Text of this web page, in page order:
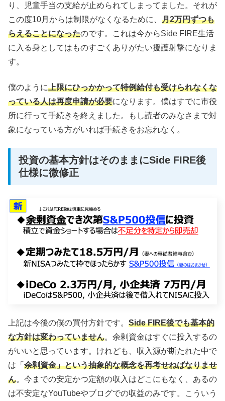
り、児童手当の支給が止められてしまってました。それが
この度10月からは制限がなくなるために、 月2万円ずつも
らえることになったのです。これは今からSide FIRE生活
に入る身としてはものすごくありがたい援護射撃になりま
す。
僕のように上限にひっかかって特例給付も受けられなくな
っている人は再度申請が必要になります。僕はすでに市役
所に行って手続きを終えました。もし読者のみなさまで対
象になっている方がいれば手続きをお忘れなく。
投資の基本方針はそのままにSide FIRE後
仕様に微修正
上記は今後の僕の買付方針です。 Side FIRE後でも基本的
な方針は変わっていません。余剰資金はすぐに投入するの
がいいと思っています。けれども、収入源が断たれた中で
は「 余剰資金」という抽象的な概念を再考せねばなりませ
ん。今までの安定かつ定額の収入はどこにもなく、あるの
は不安定なYouTubeやブログでの収益のみです。こういう